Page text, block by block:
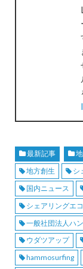
最新記事
地方創生
シ
国内ニュース
シェアリングエ
一般社団法人ハ
ウダツアップ
hammosurfing